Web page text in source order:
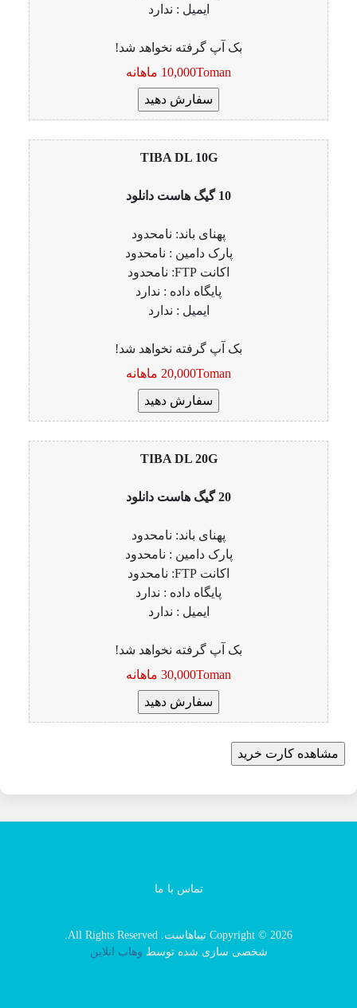
ایمیل : ندارد
بک آپ گرفته نخواهد شد!
10,000Toman ماهانه
TIBA DL 10G
10 گیگ هاست دانلود
پهنای باند: نامحدود
پارک دامین : نامحدود
اکانت FTP: نامحدود
پایگاه داده : ندارد
ایمیل : ندارد
بک آپ گرفته نخواهد شد!
20,000Toman ماهانه
TIBA DL 20G
20 گیگ هاست دانلود
پهنای باند: نامحدود
پارک دامین : نامحدود
اکانت FTP: نامحدود
پایگاه داده : ندارد
ایمیل : ندارد
بک آپ گرفته نخواهد شد!
30,000Toman ماهانه
تماس با ما
Copyright © 2026 تیباهاست. All Rights Reserved.
شخصی سازی شده توسط وهاب انلاین